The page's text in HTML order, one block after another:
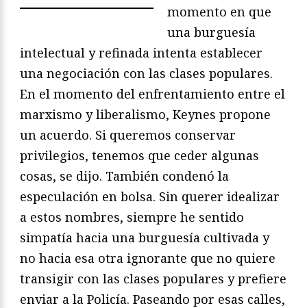
momento en que
una burguesía
intelectual y refinada intenta establecer
una negociación con las clases populares.
En el momento del enfrentamiento entre el
marxismo y liberalismo, Keynes propone
un acuerdo. Si queremos conservar
privilegios, tenemos que ceder algunas
cosas, se dijo. También condenó la
especulación en bolsa. Sin querer idealizar
a estos nombres, siempre he sentido
simpatía hacia una burguesía cultivada y
no hacia esa otra ignorante que no quiere
transigir con las clases populares y prefiere
enviar a la Policía. Paseando por esas calles,